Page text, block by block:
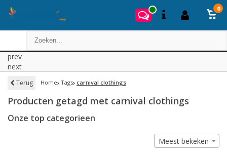
0
prev
next
Terug Home Tags carnival clothings
Producten getagd met carnival clothings
Onze top categorieen
Meest bekeken